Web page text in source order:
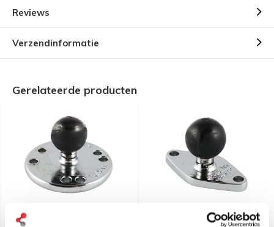
Reviews
Verzendinformatie
Gerelateerde producten
RAM Mount Chrome 2.5"
Round Base B-kogel
RAM Mount Chrome
diamond base B-Kogel